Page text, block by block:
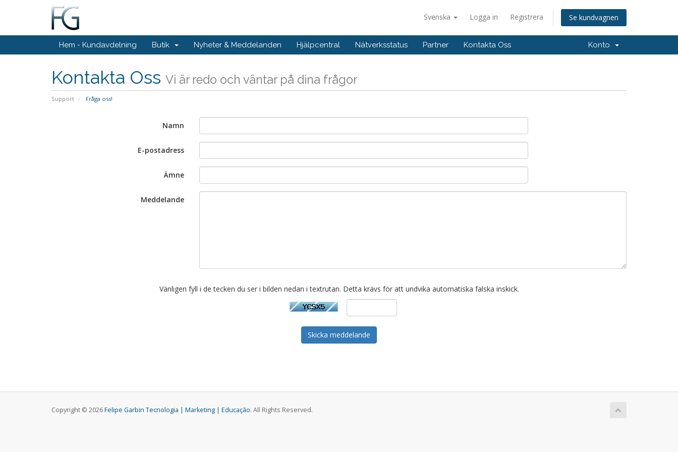
Svenska Logga in Registrera Se kundvagnen
Hem - Kundavdelning Butik Nyheter & Meddelanden Hjälpcentral Nätverksstatus Partner Kontakta Oss Konto
Kontakta Oss Vi är redo och väntar på dina frågor
Support Fråga oss!
Namn
E-postadress
Ämne
Meddelande
Vänligen fyll i de tecken du ser i bilden nedan i textrutan. Detta krävs för att undvika automatiska falska inskick.
Skicka meddelande
Copyright © 2026Felipe Garbin Tecnologia | Marketing | Educação. All Rights Reserved.